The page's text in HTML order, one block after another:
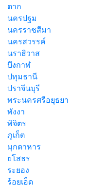
ตาก
นครปฐม
นครราชสีมา
นครสวรรค์
นราธิวาส
บึงกาฬ
ปทุมธานี
ปราจีนบุรี
พระนครศรีอยุธยา
พังงา
พิจิตร
ภูเก็ต
มุกดาหาร
ยโสธร
ระยอง
ร้อยเอ็ด